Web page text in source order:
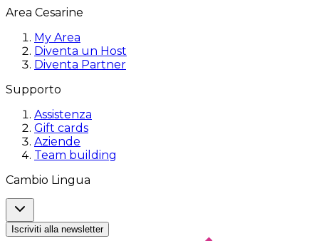
Area Cesarine
My Area
Diventa un Host
Diventa Partner
Supporto
Assistenza
Gift cards
Aziende
Team building
Cambio Lingua
Iscriviti alla newsletter